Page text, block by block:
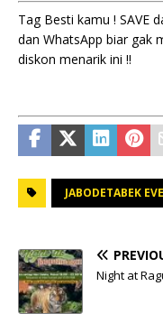
Tag Besti kamu ! SAVE
dan WhatsApp biar gak
diskon menarik ini !!
JABODETABEK
Night at